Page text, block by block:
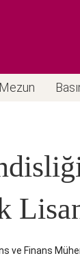
Mezun
ve Finans